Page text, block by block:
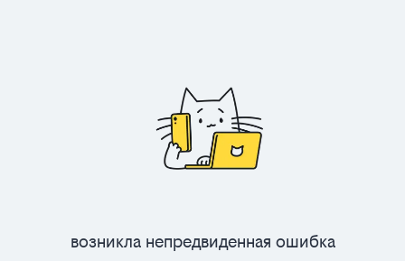
Возникла непредвиденная ошибка